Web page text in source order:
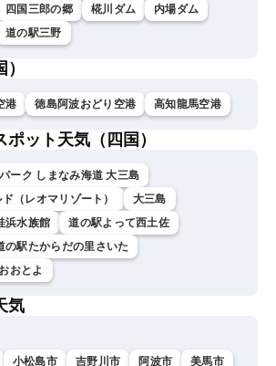
四国三郎の郷 椛川ダム
内場ダム
道の駅三野
港 徳島阿波おどり空港 高知龍馬空港
ット天気（四国）
ーク しまなみ海道 大三島
（レオマリゾート）
大三島
浜水族館
道の駅よって西土佐
の駅たからだの里さいた
おとよ
気
小松島市 吉野川市 阿波市 美馬市